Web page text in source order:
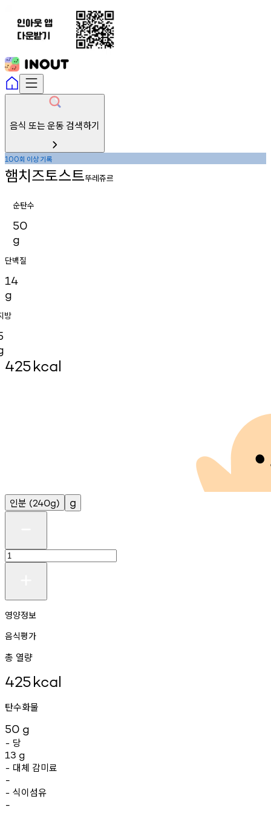
음식 또는 운동 검색하기
100회 이상기록
햄치즈토스트뚜레쥬르
순탄수
50
g
단백질
14
g
방
425kcal
인분 (240g) g
영양정보
음식평가
총 열량
425kcal
탄수화물
50 g
- 당
13 g
- 대체 감미료
-
- 식이섬유
-